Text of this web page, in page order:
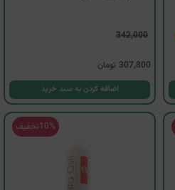
342,000
307,800 تومان
اضافه کردن به سبد خرید
10%تخفیف